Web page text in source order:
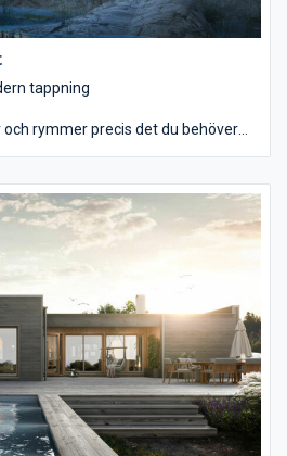
tappning
och rymmer precis det du behöver
rymmer totalt 4 sängplatser. Kök
här finns gott om plats för
Den tidlösa designen ger ett
länge.Längs med baksidan finns
och grill.